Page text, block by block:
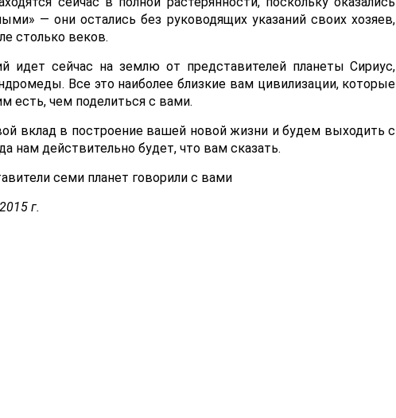
— они остались без руководящих указаний своих хозяев,
столько веков.
идет сейчас на землю от представителей планеты Сириус,
Все это наиболее близкие вам цивилизации, которые
есть, чем поделиться с вами.
вклад в построение вашей новой жизни и будем выходить с
нам действительно будет, что вам сказать.
семи планет говорили с вами
г.